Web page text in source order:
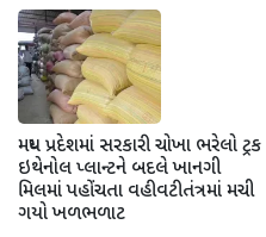
મધ્ય પ્રદેશમાં સરકારી ચોખા ભરેલો ટ્રક
ઇથેનોલ પ્લાન્ટને બદલે ખાનગી
મિલમાં પહોંચતા વહીવટીતંત્રમાં મચી
ગયો ખળભળાટ